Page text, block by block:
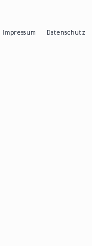
Impressum
Datenschutz